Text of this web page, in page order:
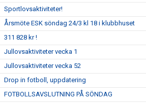
Sportlovsaktiviteter!
Årsmöte ESK söndag 24/3 kl 18 i klubbhuset
311 828 kr !
Jullovsaktiviteter vecka 1
Jullovsaktiviteter vecka 52
Drop in fotboll, uppdatering
FOTBOLLSAVSLUTNING PÅ SÖNDAG